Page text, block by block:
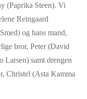
(Paprika Steen). Vi
Reingaard
og hans mand,
bror, Peter (David
Larsen) samt drengen
Christel (Asta Kamma